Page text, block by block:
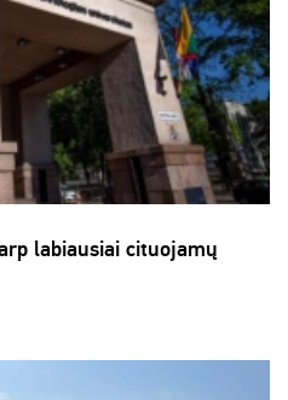
labiausiai cituojamų